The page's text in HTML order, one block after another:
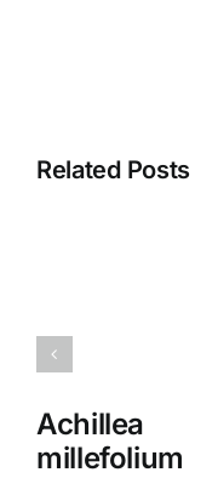
Related Posts
Achillea
millefolium